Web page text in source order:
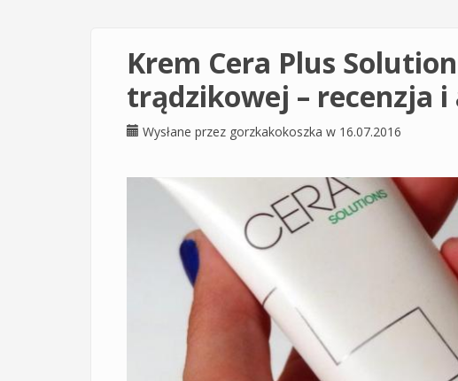
Krem Cera Plus
trądzikowej – recenzja i
Wysłane przez gorzkakokoszka w 16.07.2016